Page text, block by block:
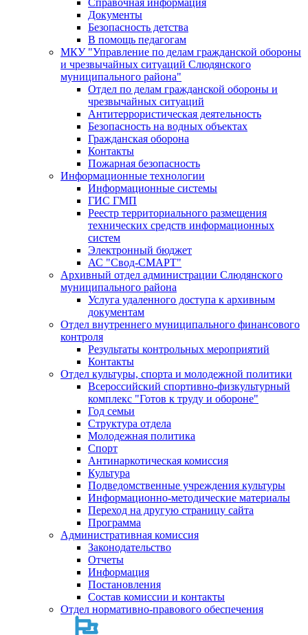
Справочная информация
Документы
Безопасность детства
В помощь педагогам
МКУ "Управление по делам гражданской обороны
и чрезвычайных ситуаций Слюдянского
муниципального района"
Отдел по делам гражданской обороны и
чрезвычайных ситуаций
Антитеррористическая деятельность
Безопасность на водных объектах
Гражданская оборона
Контакты
Пожарная безопасность
Информационные технологии
Информационные системы
ГИС ГМП
Реестр территориального размещения
технических средств информационных
систем
Электронный бюджет
АС "Свод-СМАРТ"
Архивный отдел администрации Слюдянского
муниципального района
Услуга удаленного доступа к архивным
документам
Отдел внутреннего муниципального финансового
контроля
Результаты контрольных мероприятий
Контакты
Отдел культуры, спорта и молодежной политики
Всероссийский спортивно-физкультурный
комплекс "Готов к труду и обороне"
Год семьи
Структура отдела
Молодежная политика
Спорт
Антинаркотическая комиссия
Культура
Подведомственные учреждения культуры
Информационно-методические материалы
Переход на другую страницу сайта
Программа
Административная комиссия
Законодательство
Отчеты
Информация
Постановления
Состав комиссии и контакты
Отдел нормативно-правового обеспечения